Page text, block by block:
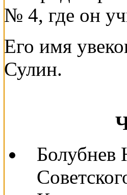
№ 4, где он
Его имя
Сулин.
Болубнев